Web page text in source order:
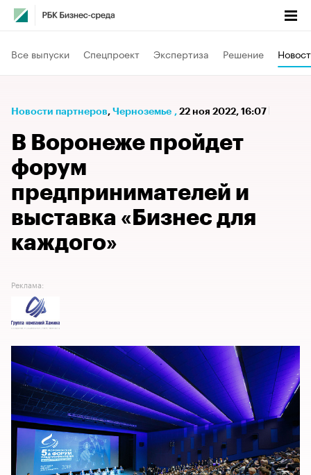
Все выпуски Спецпроект Экспертиза Решение
Новости партнеров⁠, Черноземье , 22 ноя 2022, 16:07
В Воронеже пройдет
форум
предпринимателей и
выставка «Бизнес для
каждого»
Реклама: